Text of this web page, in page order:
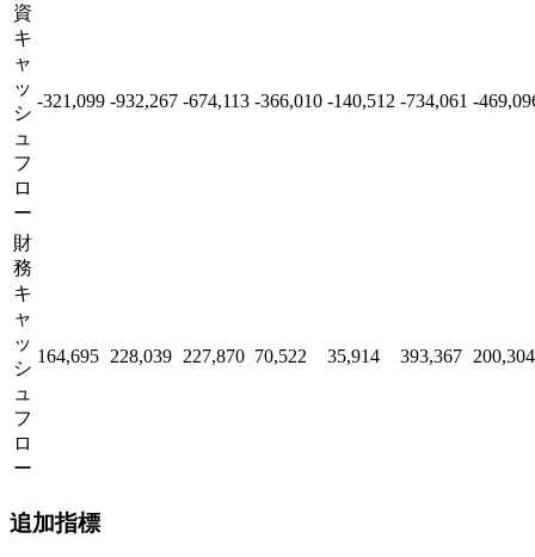
資
キ
ャ
ッ
シ
ュ
フ
ロ
ー
-321,099 -932,267 -674,113 -366,010 -140,512 -734,061 -
財
務
キ
ャ
ッ
シ
ュ
フ
ロ
ー
164,695 228,039 227,870 70,522 35,914 393,367 200,304
追加指標